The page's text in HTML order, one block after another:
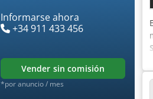
Informarse ahora
+34 911 433 456
vender sin comisión
*por anuncio / mes